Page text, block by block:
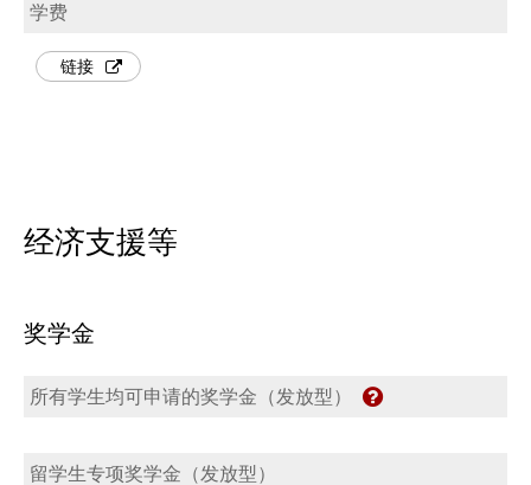
学费
链接
经济支援等
奖学金
所有学生均可申请的奖学金（发放型）
留学生专项奖学金（发放型）